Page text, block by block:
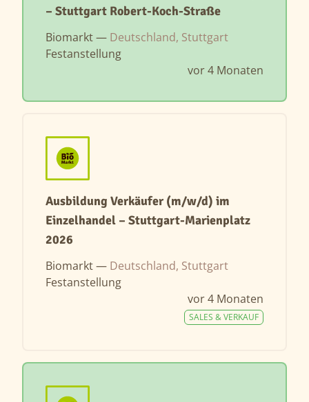
– Stuttgart Robert-Koch-Straße
Biomarkt — Deutschland, Stuttgart
Festanstellung
vor 4 Monaten
Ausbildung Verkäufer (m/w/d) im
Einzelhandel – Stuttgart-Marienplatz
2026
Biomarkt — Deutschland, Stuttgart
Festanstellung
vor 4 Monaten
SALES & VERKAUF